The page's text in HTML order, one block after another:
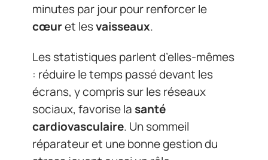
minutes par jour pour renforcer le
cœuret lesvaisseaux.
Les statistiques parlent d’elles-mêmes
: réduire le temps passé devant les
écrans, y compris sur les réseaux
sociaux, favorise la santé
cardiovasculaire. Un sommeil
réparateur et une bonne gestion du